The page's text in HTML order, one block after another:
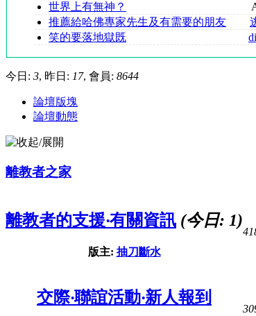
世界上有無神？
推薦給哈佛專家先生及有需要的朋友
參考笑的要落地獄既
今日: 3, 昨日: 17, 會員: 8644
論壇版塊
論壇動態
離教者之家
離教者的支援‧有關資訊 (今日: 1)
版主: 抽刀斷水
交際‧聯誼活動‧新人報到